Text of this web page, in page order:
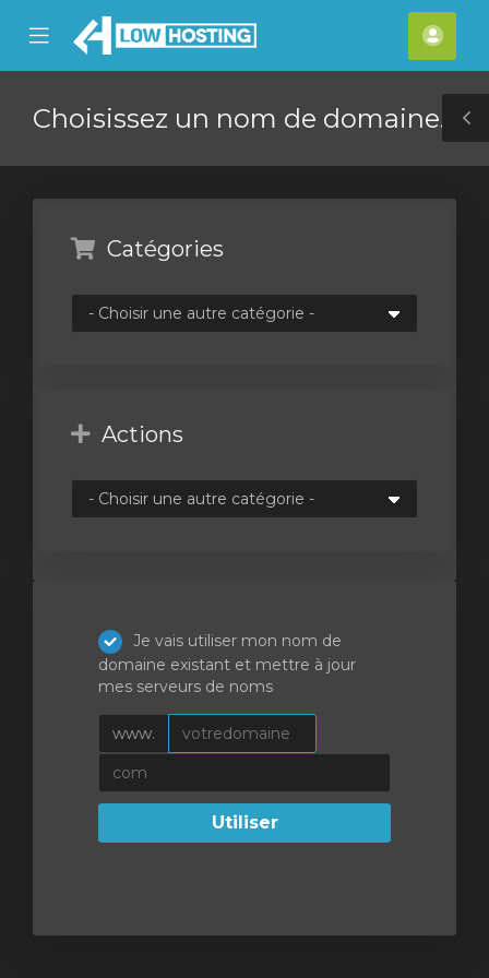
Mobile
Menu
Choisissez un nom de domaine...
Catégories
Actions
Je vais utiliser mon nom de
domaine existant et mettre à jour
mes serveurs de noms
www.
Utiliser